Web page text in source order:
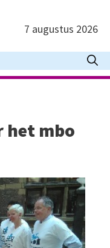
7 augustus 2026
het mbo